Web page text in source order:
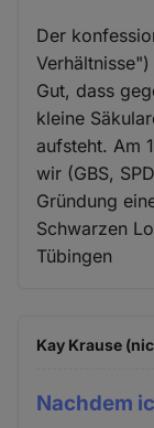
Der
Gut, dass
kleine
aufsteht. Am
wir (GBS,
Gründung
Schwarzen
Tübingen
Kay Krause
Nachdem